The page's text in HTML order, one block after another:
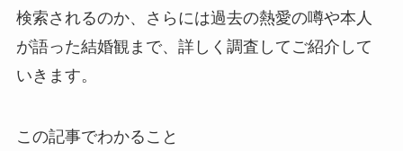
検索されるのか、さらには過去の熱愛の噂や本人
が語った結婚観まで、詳しく調査してご紹介して
いきます。
この記事でわかること